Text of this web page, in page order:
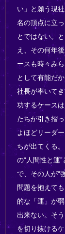
い」と願う現
名の頂点に立
とではない。
え、その何年
ースも時々み
として有能だ
社長が率いて
功するケース
たちが引き摺
よほどリーダ
ちが出てくる
の“人間性と運
で、その人が“
問題を抱えて
的な「運」が
出来ない。そ
を切り抜ける